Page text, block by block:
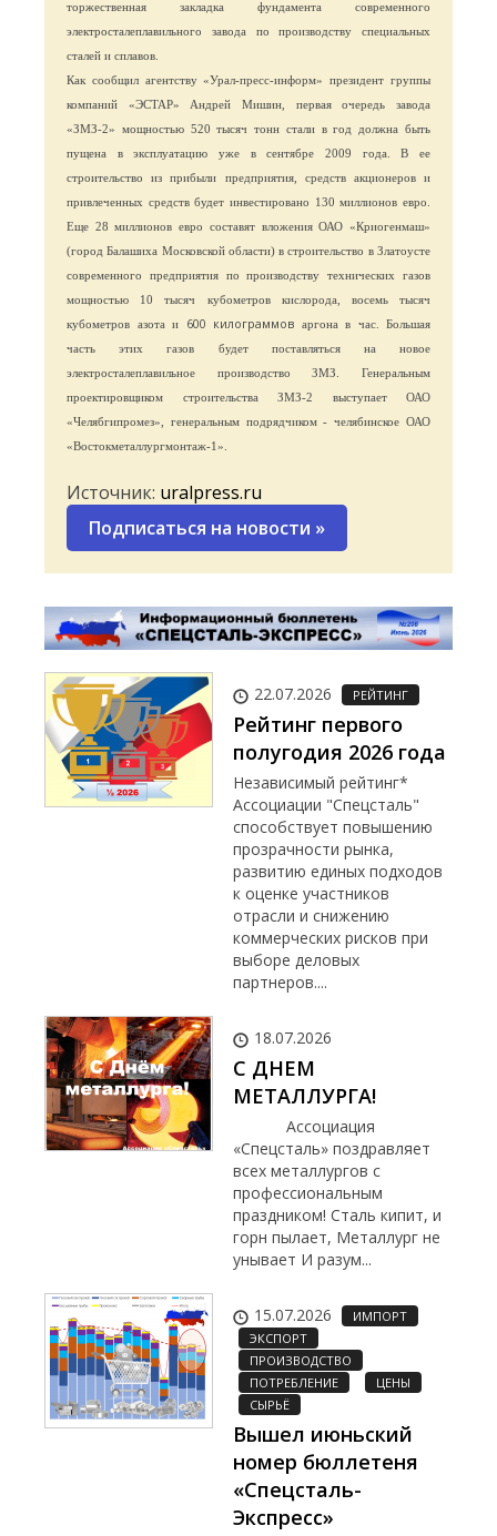
торжественная закладка фундамента современного
электросталеплавильного завода по производству специальных
сталей и сплавов.
Как сообщил агентству «Урал-пресс-информ» президент группы
компаний «ЭСТАР» Андрей Мишин, первая очередь завода
«ЗМЗ-2» мощностью 520 тысяч тонн стали в год должна быть
пущена в эксплуатацию уже в сентябре 2009 года. В ее
строительство из прибыли предприятия, средств акционеров и
привлеченных средств будет инвестировано 130 миллионов евро.
Еще 28 миллионов евро составят вложения ОАО «Криогенмаш»
(город Балашиха Московской области) в строительство в Златоусте
современного предприятия по производству технических газов
мощностью 10 тысяч кубометров кислорода, восемь тысяч
кубометров азота и
600 килограммов аргона в час. Большая
часть этих газов будет поставляться на новое
электросталеплавильное производство ЗМЗ. Генеральным
проектировщиком строительства ЗМЗ-2 выступает ОАО
«Челябгипромез», генеральным подрядчиком - челябинское ОАО
«Востокметаллургмонтаж-1».
Источник: uralpress.ru
Подписаться на новости »
22.07.2026 РЕЙТИНГ
Рейтинг первого
полугодия 2026 года
Независимый рейтинг*
Ассоциации "Спецсталь"
способствует повышению
прозрачности рынка,
развитию единых подходов
к оценке участников
отрасли и снижению
коммерческих рисков при
выборе деловых
партнеров....
18.07.2026
С ДНЕМ
МЕТАЛЛУРГА!
Ассоциация
«Спецсталь» поздравляет
всех металлургов с
профессиональным
праздником! Сталь кипит, и
горн пылает, Металлург не
унывает И разум...
15.07.2026
ИМПОРТ
ЭКСПОРТ
ПРОИЗВОДСТВО
ПОТРЕБЛЕНИЕ
ЦЕНЫ
СЫРЬЁ
Вышел июньский
номер бюллетеня
«Спецсталь-
Экспресс»